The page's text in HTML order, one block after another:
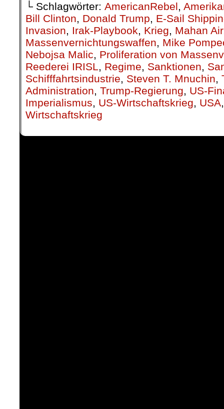
└ Schlagwörter: AmericanRebel,
Bill Clinton, Donald Trump, E-Sail
Invasion, Irak-Playbook, Krieg, Mahan Air
Massenvernichtungswaffen, Mike
Nebojsa Malic, Proliferation von
Reederei IRISL, Regime, Sanktionen,
Schifffahrtsindustrie, Steven T. Mnuchin,
Administration, Trump-Regierung, US-
Imperialismus, US-Wirtschaftskrieg, USA
Wirtschaftskrieg